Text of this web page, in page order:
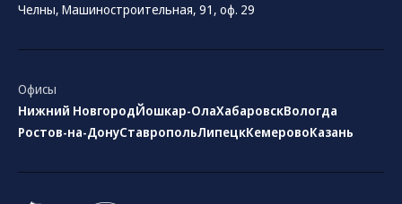
Челны, Машиностроительная, 91, оф. 29
Офисы
Нижний НовгородЙошкар-ОлаХабаровскВологда
Ростов-на-ДонуСтавропольЛипецкКемеровоКазань